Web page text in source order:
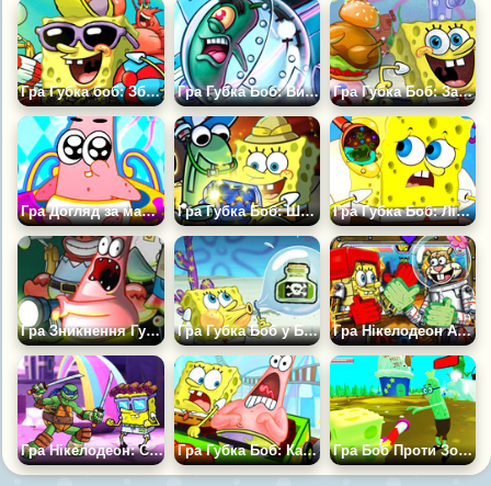
Гра Губка боб: Збери Предмети Гра Губка Боб: Викрадена Формула Крабсбургера Гра Губка Боб: Захисти Обід
Гра Догляд за малюком Патріком Гра Губка Боб: Шукач каменю Гра Губка Боб: Лікування Вуха
Гра Зникнення Губки Боба Гра Губка Боб у Бікіні Боттом Гра Нікелодеон Аркади
Гра Нікелодеон: Світ Супер Сутичок Гра Губка Боб: Катання на Машинці Гра Боб Проти Зомбі